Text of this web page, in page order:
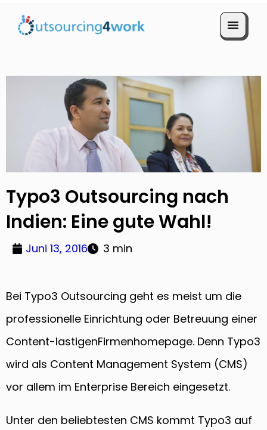
Typo3 Outsourcing nach
Indien: Eine gute Wahl!
Juni 13, 2016 3 min
Bei Typo3 Outsourcing geht es meist um die
professionelle Einrichtung oder Betreuung einer
Content-lastigenFirmenhomepage. Denn Typo3
wird als Content Management System (CMS)
vor allem im Enterprise Bereich eingesetzt.
Unter den beliebtesten CMS kommt Typo3 auf